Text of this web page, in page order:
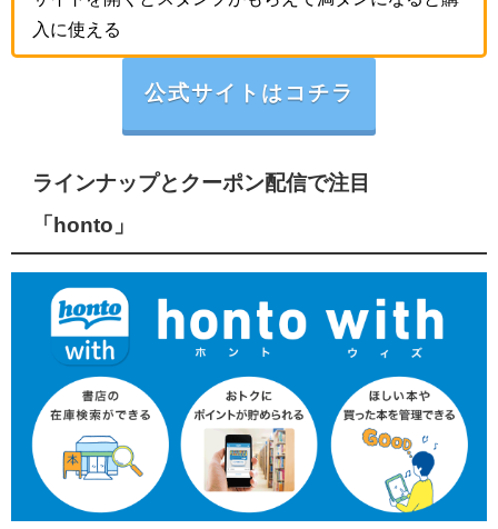
入に使える
公式サイトはコチラ
ラインナップとクーポン配信で注目
「honto」